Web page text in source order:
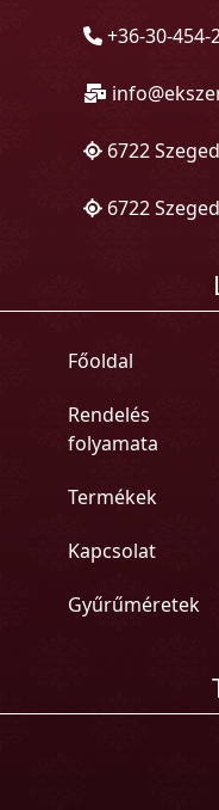
+36-30-454-
6722
6722
Főoldal
Rendelés
folyamata
Termékek
Kapcsolat
Gyűrűméretek